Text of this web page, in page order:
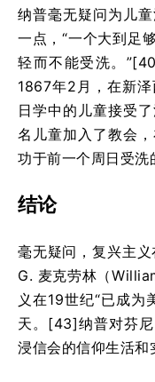
纳普毫无疑问为儿
一点，“一个大到足
轻而不能受洗。
1867年2月，在新
日学中的儿童接受
名儿童加入了教会
功于前一个周日受
结论
毫无疑问，复兴主
G. 麦克劳林（
义在19世纪“已成为
天。[43]纳普对芬
浸信会的信仰生活和